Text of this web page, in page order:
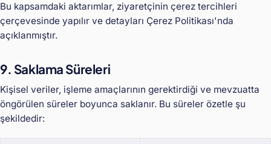
Bu kapsamdaki aktarımlar, ziyaretçinin çerez tercihleri
çerçevesinde yapılır ve detayları Çerez Politikası'nda
açıklanmıştır.
9. Saklama Süreleri
Kişisel veriler, işleme amaçlarının gerektirdiği ve mevzuatta
öngörülen süreler boyunca saklanır. Bu süreler özetle şu
şekildedir: